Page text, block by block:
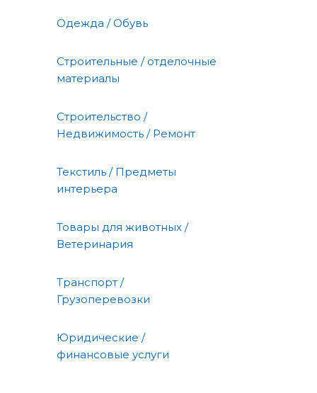
Одежда / Обувь
Строительные / отделочные
материалы
Строительство /
Недвижимость / Ремонт
Текстиль / Предметы
интерьера
Товары для животных /
Ветеринария
Транспорт /
Грузоперевозки
Юридические /
финансовые услуги